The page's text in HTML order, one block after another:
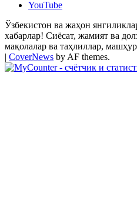
YouTube
Ўзбекистон ва жаҳон
хабарлар! Сиёсат, жамият ва
мақолалар ва таҳлиллар,
| CoverNews by AF themes.